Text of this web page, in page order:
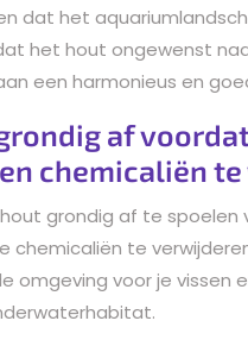
dat het
het hout ongewenst
een harmonieus en
af
chemicaliën
grondig af te
chemicaliën te
omgeving voor je vissen